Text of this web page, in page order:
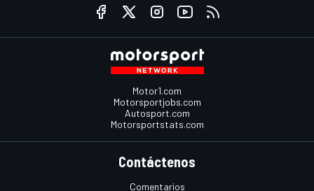
Motor1.com
Motorsportjobs.com
Autosport.com
Motorsportstats.com
Contáctenos
Comentarios